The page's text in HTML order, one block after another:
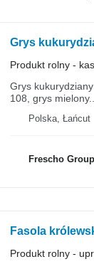
Grys
Produkt rolny -
Grys
108, grys mielony...
Polska, Łańcut
Frescho
Fasola
Produkt rolny -